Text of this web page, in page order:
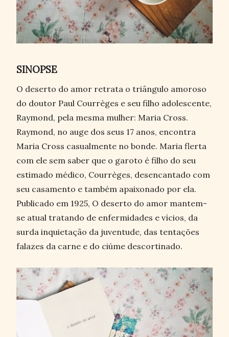
SINOPSE
O deserto do amor retrata o triângulo amoroso
do doutor Paul Courrèges e seu filho adolescente,
Raymond, pela mesma mulher: Maria Cross.
Raymond, no auge dos seus 17 anos, encontra
Maria Cross casualmente no bonde. Maria flerta
com ele sem saber que o garoto é filho do seu
estimado médico, Courrèges, desencantado com
seu casamento e também apaixonado por ela.
Publicado em 1925, O deserto do amor mantem-
se atual tratando de enfermidades e vícios, da
surda inquietação da juventude, das tentações
falazes da carne e do ciúme descortinado.